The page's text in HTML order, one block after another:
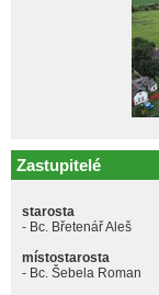
Zastupitelé
starosta
- Bc. Břetenář Aleš
místostarosta
- Bc. Šebela Roman